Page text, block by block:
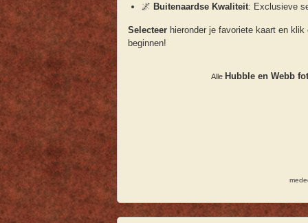
🌌 Buitenaardse Kwaliteit: Exclusieve
Selecteer hieronder je favoriete kaart en
beginnen!
Alle Hubble en Webb